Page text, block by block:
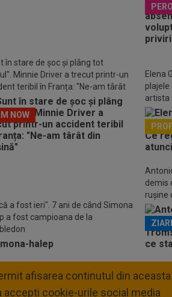
în stare de șoc și plâng tot
Minnie Driver a trecut printr-un
teribil în Franța: "Ne-am târât
NOW
Elena
plajele
artista
a fost ieri". 7 ani de când Simona
a fost campioana de la
demis
rușine
afisarea continutul din
accepti cookie-urile social media